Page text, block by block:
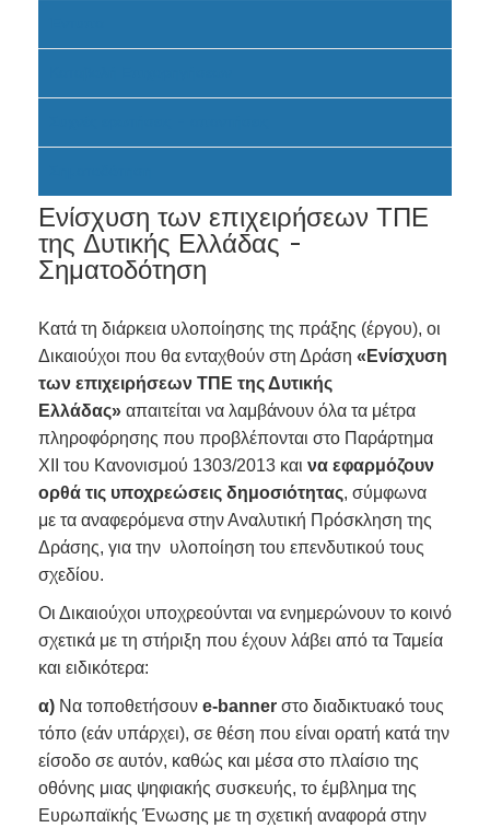
Ενίσχυση των επιχειρήσεων ΤΠΕ
της Δυτικής Ελλάδας -
Σηματοδότηση
Κατά τη διάρκεια υλοποίησης της πράξης (έργου), οι
Δικαιούχοι που θα ενταχθούν στη Δράση «Ενίσχυση
των επιχειρήσεων ΤΠΕ της Δυτικής
Ελλάδας» απαιτείται να λαμβάνουν όλα τα μέτρα
πληροφόρησης που προβλέπονται στο Παράρτημα
XII του Κανονισμού 1303/2013 και να εφαρμόζουν
ορθά τις υποχρεώσεις δημοσιότητας, σύμφωνα
με τα αναφερόμενα στην Αναλυτική Πρόσκληση της
Δράσης, για την υλοποίηση του επενδυτικού τους
σχεδίου.
Οι Δικαιούχοι υποχρεούνται να ενημερώνουν το κοινό
σχετικά με τη στήριξη που έχουν λάβει από τα Ταμεία
και ειδικότερα:
α) Να τοποθετήσουν e-banner στο διαδικτυακό τους
τόπο (εάν υπάρχει), σε θέση που είναι ορατή κατά την
είσοδο σε αυτόν, καθώς και μέσα στο πλαίσιο της
οθόνης μιας ψηφιακής συσκευής, το έμβλημα της
Ευρωπαϊκής Ένωσης με τη σχετική αναφορά στην